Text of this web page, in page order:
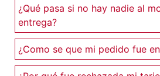
¿Qué pasa si no hay nadie al
entrega?
¿Como se que mi pedido fue